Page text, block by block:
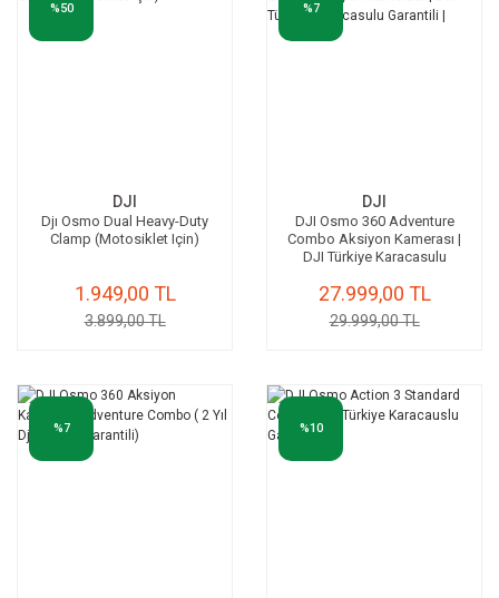
%50
DJI
Djı Osmo Dual Heavy-Duty
Clamp (Motosiklet Için)
1.949,00 TL
3.899,00 TL
%7
DJI
DJI Osmo 360 Adventure
Combo Aksiyon Kamerası |
DJI Türkiye Karacasulu
27.999,00 TL
29.999,00 TL
%7 %10